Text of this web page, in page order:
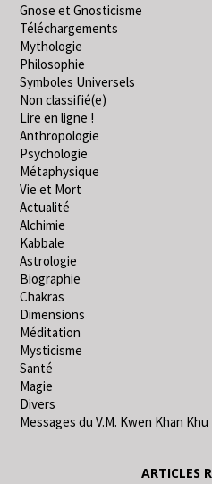
Gnose et Gnosticisme
Téléchargements
Mythologie
Philosophie
Symboles Universels
Non classifié(e)
Lire en ligne !
Anthropologie
Psychologie
Métaphysique
Vie et Mort
Actualité
Alchimie
Kabbale
Astrologie
Biographie
Chakras
Dimensions
Méditation
Mysticisme
Santé
Magie
Divers
Messages du V.M. Kwen Khan Khu
ARTICLES